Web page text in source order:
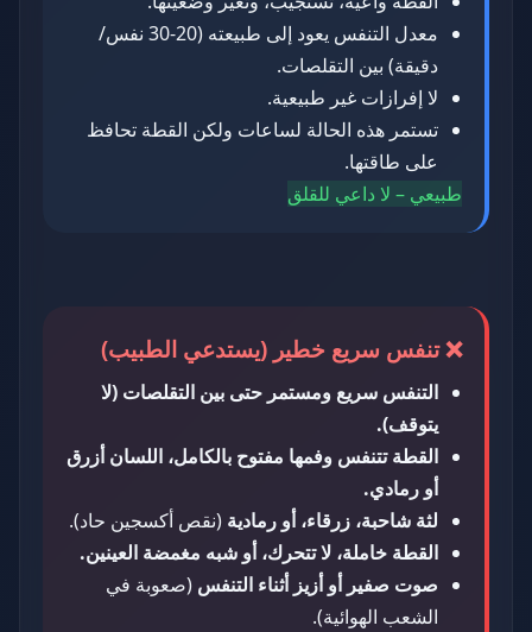
معدل التنفس يعود إلى طبيعته (20-30 نفس/
دقيقة) بين التقلصات.
لا إفرازات غير طبيعية.
تستمر هذه الحالة لساعات ولكن القطة تحافظ
على طاقتها.
طبيعي – لا داعي للقلق
❌ تنفس سريع خطير (يستدعي الطبيب)
التنفس سريع ومستمر حتى بين التقلصات (لا
يتوقف).
القطة تتنفس وفمها مفتوح بالكامل، اللسان أزرق
أو رمادي.
لثة شاحبة، زرقاء، أو رمادية (نقص أكسجين حاد).
القطة خاملة، لا تتحرك، أو شبه مغمضة العينين.
صوت صفير أو أزيز أثناء التنفس (صعوبة في
الشعب الهوائية).